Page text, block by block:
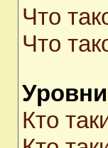
Что
Что
Кто